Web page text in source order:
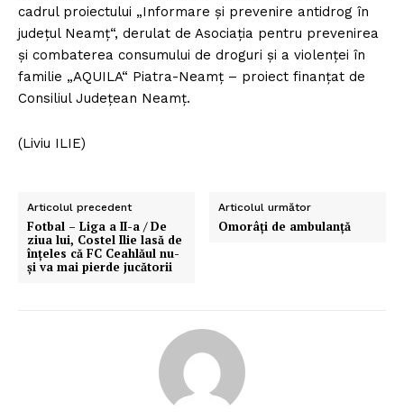
cadrul proiectului „Informare şi prevenire antidrog în
judeţul Neamţ“, derulat de Asociaţia pentru prevenirea
şi combaterea consumului de droguri şi a violenţei în
familie „AQUILA“ Piatra-Neamţ – proiect finanţat de
Consiliul Judeţean Neamţ.
(Liviu ILIE)
Articolul precedent
Fotbal – Liga a II-a / De
ziua lui, Costel Ilie lasă de
înţeles că FC Ceahlăul nu-
şi va mai pierde jucătorii
Articolul următor
Omorâţi de ambulanţă